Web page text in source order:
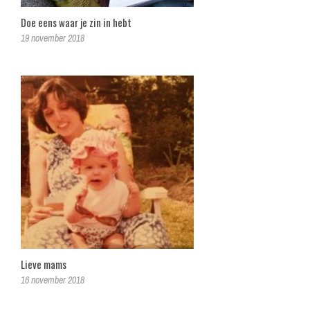
Doe eens waar je zin in hebt
19 november 2018
Lieve mams
16 november 2018